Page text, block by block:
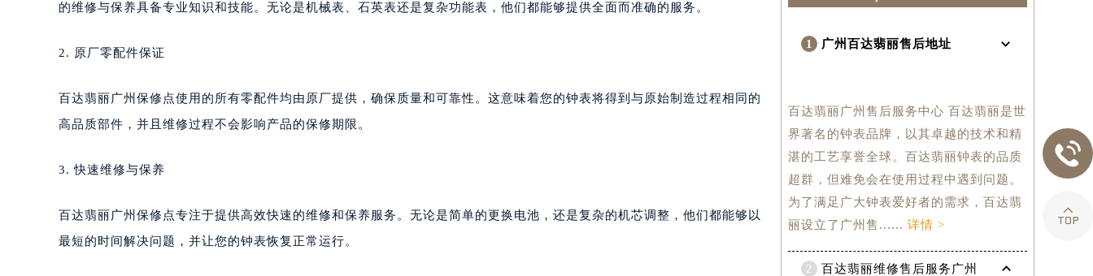
的维修与保养具备专业知识和技能。无论是机械表、石英表还是复杂功能表，他们都能够提供全面而准确的服务。
2. 原厂零配件保证
百达翡丽广州保修点使用的所有零配件均由原厂提供，确保质量和可靠性。这意味着您的钟表将得到与原始制造过程相同的
高品质部件，并且维修过程不会影响产品的保修期限。
3. 快速维修与保养
百达翡丽广州保修点专注于提供高效快速的维修和保养服务。无论是简单的更换电池，还是复杂的机芯调整，他们都能够以
最短的时间解决问题，并让您的钟表恢复正常运行。
1 广州百达翡丽售后地址
百达翡丽广州售后服务中心 百达翡丽是世
界著名的钟表品牌，以其卓越的技术和精
湛的工艺享誉全球。百达翡丽钟表的品质
超群，但难免会在使用过程中遇到问题。
为了满足广大钟表爱好者的需求，百达翡
丽设立了广州售...... 详情 >
2 百达翡丽维修售后服务广州

